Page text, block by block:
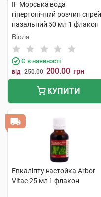
IF Морська вода
гіпертонічний розчин спрей
назальний 50 мл 1 флакон
Віола
Є в наявності
від 250.00 200.00 грн
КУПИТИ
Евкаліпту настойка Arbor
Vitae 25 мл 1 флакон